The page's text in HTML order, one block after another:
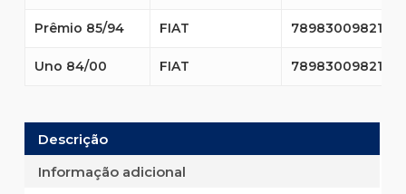
Prêmio 85/94 FIAT 7898300982125
Uno 84/00 FIAT 7898300982125
Descrição
Informação adicional